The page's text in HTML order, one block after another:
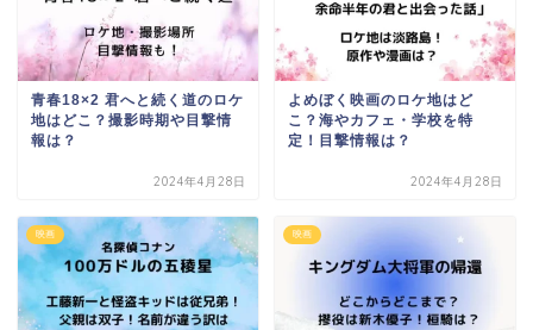
青春18×2 君へと続く道のロケ
地はどこ？撮影時期や目撃情
報は？
2024年4月28日
よめぼく映画のロケ地はど
こ？海やカフェ・学校を特
定！目撃情報は？
2024年4月28日
映画 映画